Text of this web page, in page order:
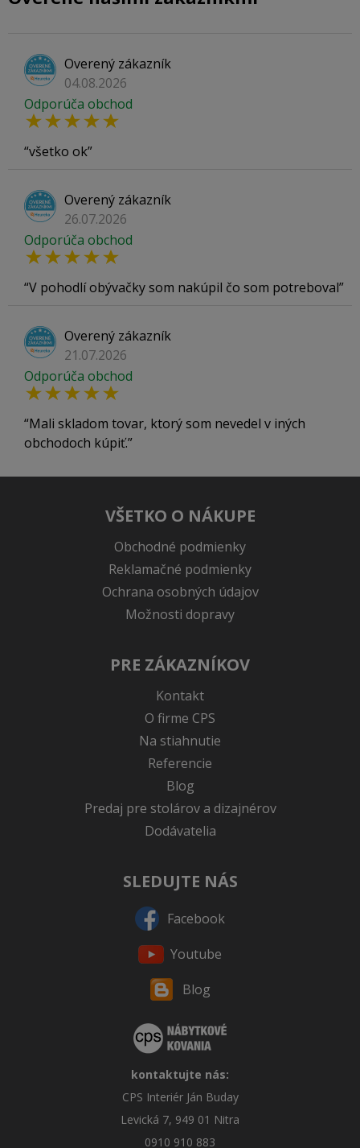
Overený zákazník
04.08.2026
Odporúča obchod
všetko ok
Overený zákazník
26.07.2026
Odporúča obchod
V pohodlí obývačky som nakúpil čo som potreboval
Overený zákazník
21.07.2026
Odporúča obchod
Mali skladom tovar, ktorý som nevedel v iných
obchodoch kúpiť.
VŠETKO O NÁKUPE
Obchodné podmienky
Reklamačné podmienky
Ochrana osobných údajov
Možnosti dopravy
PRE ZÁKAZNÍKOV
Kontakt
O firme CPS
Na stiahnutie
Referencie
Blog
Predaj pre stolárov a dizajnérov
Dodávatelia
SLEDUJTE NÁS
Facebook
Youtube
Blog
kontaktujte nás:
CPS Interiér Ján Buday
Levická 7, 949 01 Nitra
0910 910 883